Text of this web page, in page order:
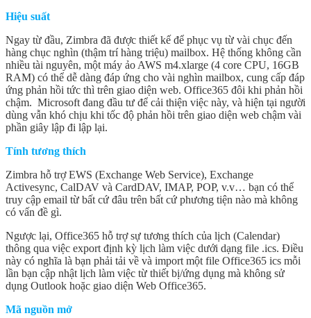
Hiệu suất
Ngay từ đầu, Zimbra đã được thiết kế để phục vụ từ vài chục đến
hàng chục nghìn (thậm trí hàng triệu) mailbox. Hệ thống không cần
nhiều tài nguyên, một máy ảo AWS m4.xlarge (4 core CPU, 16GB
RAM) có thể dễ dàng đáp ứng cho vài nghìn mailbox, cung cấp đáp
ứng phản hồi tức thì trên giao diện web. Office365 đôi khi phản hồi
chậm. Microsoft đang đầu tư để cải thiện việc này, và hiện tại người
dùng vẫn khó chịu khi tốc độ phản hồi trên giao diện web chậm vài
phần giây lập đi lập lại.
Tính tương thích
Zimbra hỗ trợ EWS (Exchange Web Service), Exchange
Activesync, CalDAV và CardDAV, IMAP, POP, v.v… bạn có thể
truy cập email từ bất cứ đâu trên bất cứ phương tiện nào mà không
có vấn đề gì.
Ngược lại, Office365 hỗ trợ sự tương thích của lịch (Calendar)
thông qua việc export định kỳ lịch làm việc dưới dạng file .ics. Điều
này có nghĩa là bạn phải tải về và import một file Office365 ics mỗi
lần bạn cập nhật lịch làm việc từ thiết bị/ứng dụng mà không sử
dụng Outlook hoặc giao diện Web Office365.
Mã nguồn mở